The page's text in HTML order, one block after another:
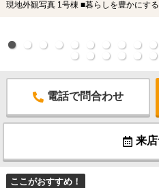
現地外観写真 1号棟 ■暮らしを豊かにす
電話で問合わせ
来
ここがおすすめ！